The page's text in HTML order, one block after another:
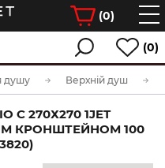
(0)
(0)
душу Верхній душ
C 270Х270 1JET
КРОНШТЕЙНОМ 100